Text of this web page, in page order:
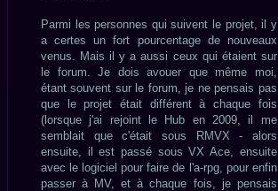
Parmi les personnes qui suivent le projet, il y
a certes un fort pourcentage de nouveaux
venus. Mais il y a aussi ceux qui étaient sur
le forum. Je dois avouer que même moi,
étant souvent sur le forum, je ne pensais pas
que le projet était différent à chaque fois
(lorsque j'ai rejoint le Hub en 2009, il me
semblait que c'était sous RMVX - alors
ensuite, il est passé sous VX Ace, ensuite
avec le logiciel pour faire de l'a-rpg, pour enfin
passer à MV, et à chaque fois, je pensais